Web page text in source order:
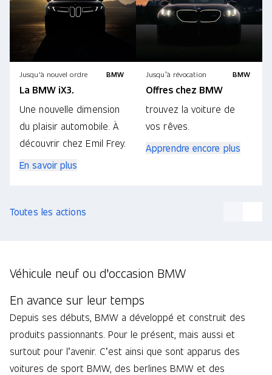
Jusqu'à nouvel ordre BMW
La BMW iX3.
Une nouvelle dimension
du plaisir automobile. À
découvrir chez Emil Frey.
En savoir plus
Jusqu’à révocation BMW
Offres chez BMW
trouvez la voiture de
vos rêves.
Apprendre encore plus
Toutes les actions
Véhicule neuf ou d’occasion BMW
En avance sur leur temps
Depuis ses débuts, BMW a développé et construit des
produits passionnants. Pour le présent, mais aussi et
surtout pour l’avenir. C’est ainsi que sont apparus des
voitures de sport BMW, des berlines BMW et des